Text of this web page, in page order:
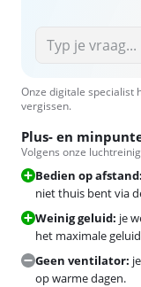
Onze digitale specialist
vergissen.
Plus- en
Volgens onze
Bedien op afstand:
niet thuis bent via
Weinig geluid: je
het maximale
Geen ventilator:
op warme dagen.